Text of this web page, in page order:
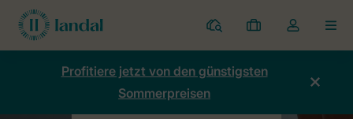
Ferienparks
Meine
Buchungen
Dropdown-
Menü
Kontos
Profitiere jetzt von den günstigsten
Sommerpreisen